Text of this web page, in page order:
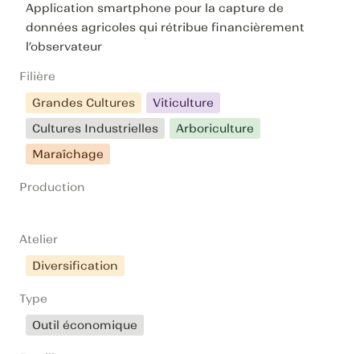
Application smartphone pour la capture de
données agricoles qui rétribue financièrement
l’observateur
Filière
Grandes Cultures
Viticulture
Cultures Industrielles
Arboriculture
Maraîchage
Production
Atelier
Diversification
Type
Outil économique